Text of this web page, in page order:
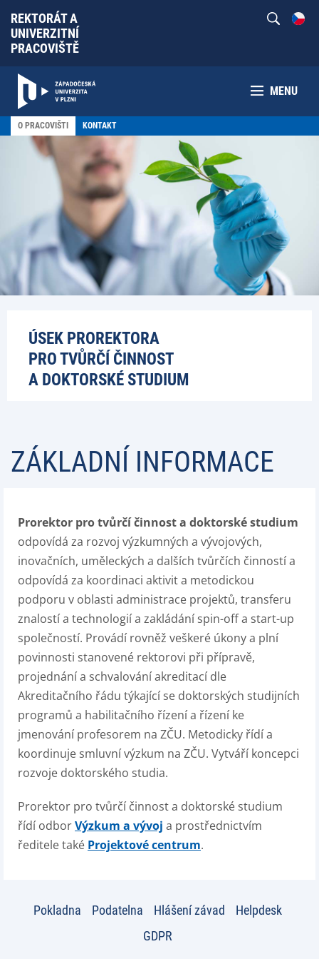
REKTORÁT A
UNIVERZITNÍ
PRACOVIŠTĚ
MENU
O PRACOVIŠTI KONTAKT
ÚSEK PROREKTORA
PRO TVŮRČÍ ČINNOST
A DOKTORSKÉ STUDIUM
ZÁKLADNÍ INFORMACE
Prorektor pro tvůrčí činnost a doktorské studium
odpovídá za rozvoj výzkumných a vývojových,
inovačních, uměleckých a dalších tvůrčích činností a
odpovídá za koordinaci aktivit a metodickou
podporu v oblasti administrace projektů, transferu
znalostí a technologií a zakládání spin-off a start-up
společností. Provádí rovněž veškeré úkony a plní
povinnosti stanovené rektorovi při přípravě,
projednání a schvalování akreditací dle
Akreditačního řádu týkající se doktorských studijních
programů a habilitačního řízení a řízení ke
jmenování profesorem na ZČU. Metodicky řídí a
koordinuje smluvní výzkum na ZČU. Vytváří koncepci
rozvoje doktorského studia.
Prorektor pro tvůrčí činnost a doktorské studium
řídí odborVýzkum a vývoj a prostřednictvím
ředitele také Projektové centrum.
Pokladna Podatelna Hlášení závad
Helpdesk
GDPR